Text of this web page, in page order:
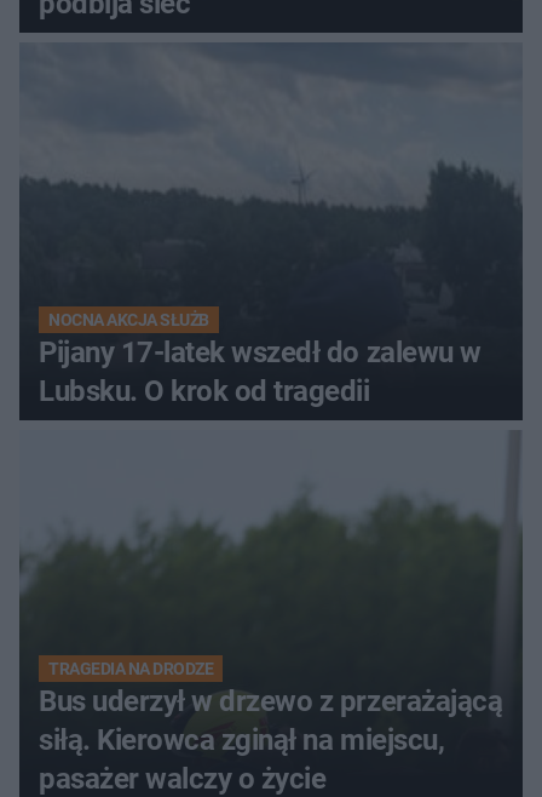
NOCNA AKCJA SŁUŻB
Pijany 17-latek wszedł do zalewu w
Lubsku. O krok od tragedii
TRAGEDIA NA DRODZE
Bus uderzył w drzewo z przerażającą
siłą. Kierowca zginął na miejscu,
pasażer walczy o życie